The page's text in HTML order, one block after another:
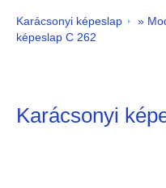
Karácsonyi képeslap »
képeslap C 262
Karácsonyi